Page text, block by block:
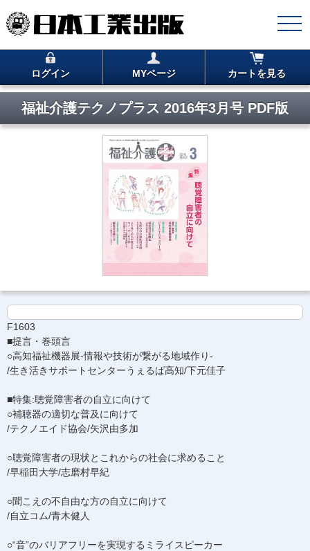
ログイン MYページ カートを見る
福祉介護テクノプラス 2016年3月号 PDF版
F1603
■提言・巻頭言
○高知福祉機器展-情報や技術が繋がる地域作り-
/生き活きサポートセンターうぇるぱ高知/下元佳子
■特集:聴覚障害者の自立に向けて
○補聴器の適切な普及に向けて
/テクノエイド協会/矢沢由多加
○聴覚障害者の現状とこれからの社会に求めること
/早稲田大学/志磨村早紀
○聞こえの不自由な方の自立に向けて
/自立コム/青木健人
○“音”のバリアフリーを実現するミライスピーカー